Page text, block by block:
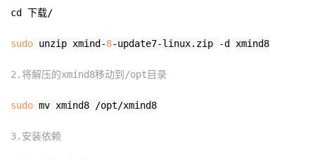
的我
cd 下载/
sudo unzip xmind-8-update7-linux.zip -d xmind8
2.将解压的xmind8移动到/opt目录
sudo mv xmind8 /opt/xmind8
3.安装依赖